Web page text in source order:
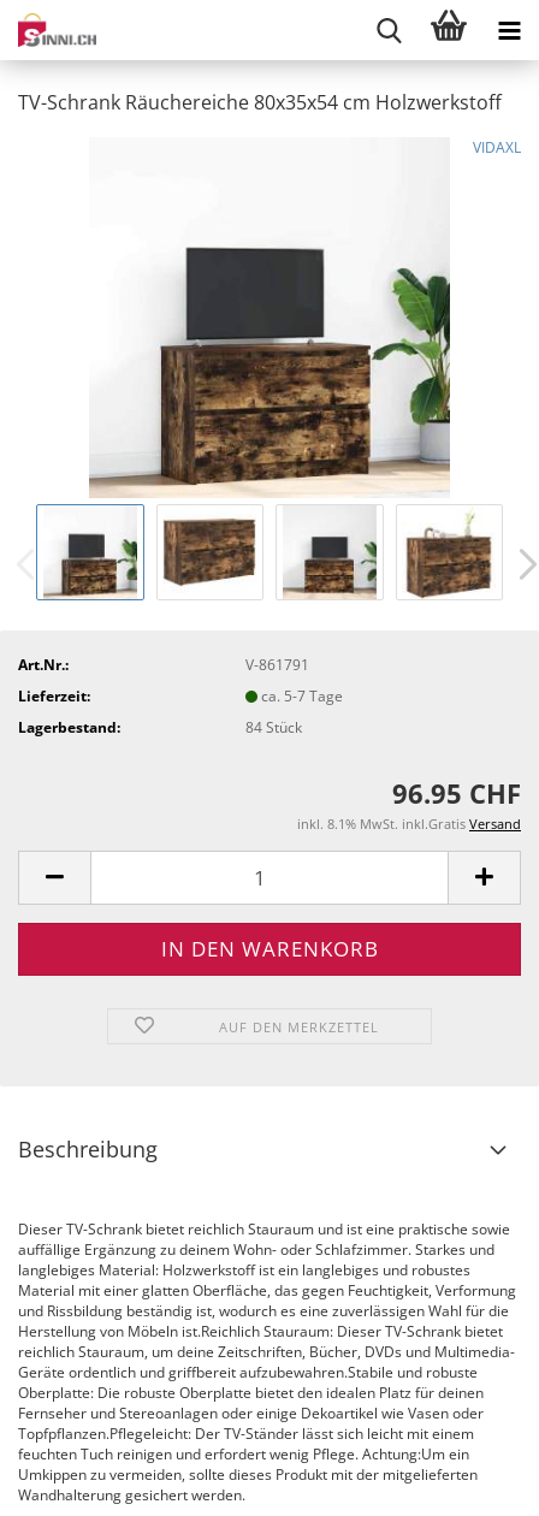
TV-Schrank Räuchereiche 80x35x54 cm Holzwerkstoff
VIDAXL
Art.Nr.:
V-861791
Lieferzeit:
ca. 5-7 Tage
Lagerbestand:
84Stück
96.95 CHF
inkl. 8.1% MwSt. inkl.Gratis Versand
AUF DEN MERKZETTEL
Beschreibung
Dieser TV-Schrank bietet reichlich Stauraum und ist eine praktische sowie
auffällige Ergänzung zu deinem Wohn- oder Schlafzimmer. Starkes und
langlebiges Material: Holzwerkstoff ist ein langlebiges und robustes
Material mit einer glatten Oberfläche, das gegen Feuchtigkeit, Verformung
und Rissbildung beständig ist, wodurch es eine zuverlässigen Wahl für die
Herstellung von Möbeln ist.Reichlich Stauraum: Dieser TV-Schrank bietet
reichlich Stauraum, um deine Zeitschriften, Bücher, DVDs und Multimedia-
Geräte ordentlich und griffbereit aufzubewahren.Stabile und robuste
Oberplatte: Die robuste Oberplatte bietet den idealen Platz für deinen
Fernseher und Stereoanlagen oder einige Dekoartikel wie Vasen oder
Topfpflanzen.Pflegeleicht: Der TV-Ständer lässt sich leicht mit einem
feuchten Tuch reinigen und erfordert wenig Pflege. Achtung:Um ein
Umkippen zu vermeiden, sollte dieses Produkt mit der mitgelieferten
Wandhalterung gesichert werden.